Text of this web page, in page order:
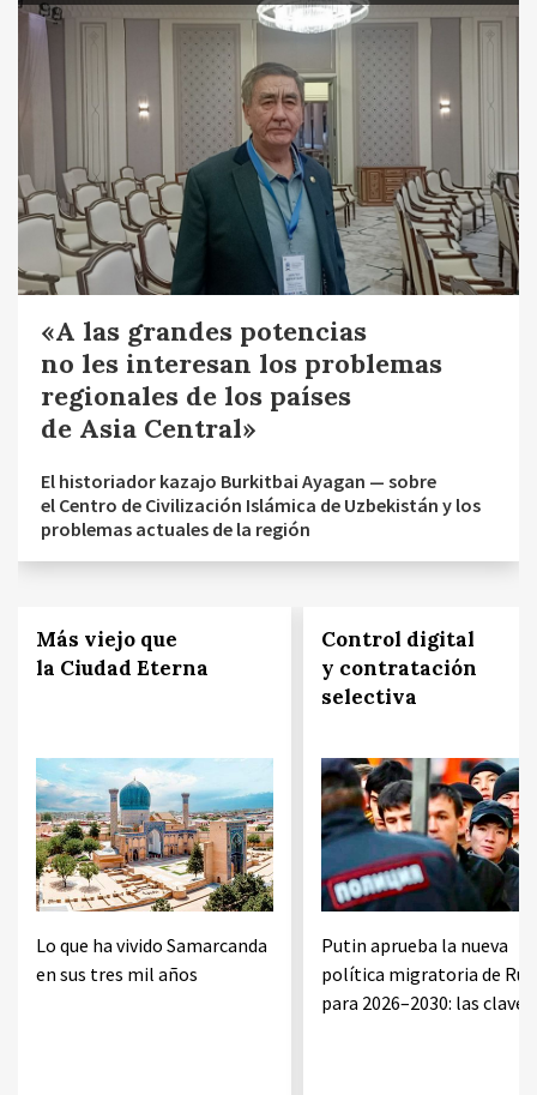
«A las grandes potencias
no les interesan los problemas
regionales de los países
de Asia Central»
El historiador kazajo Burkitbai Ayagan — sobre
el Centro de Civilización Islámica de Uzbekistán y los
problemas actuales de la región
Más viejo que
la Ciudad Eterna
Lo que ha vivido Samarcanda
en sus tres mil años
Control digital
y contratación
selectiva
Putin aprueba la nueva
política migratoria de
para 2026–2030: las claves